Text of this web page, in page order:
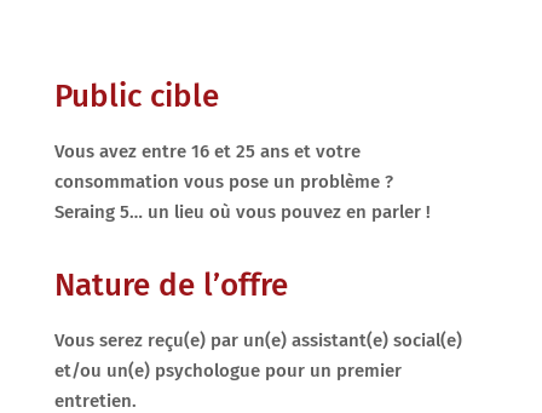
Public cible
Vous avez entre 16 et 25 ans et votre
consommation vous pose un problème ?
Seraing 5… un lieu où vous pouvez en parler !
Nature de l’offre
Vous serez reçu(e) par un(e) assistant(e) social(e)
et/ou un(e) psychologue pour un premier
entretien.